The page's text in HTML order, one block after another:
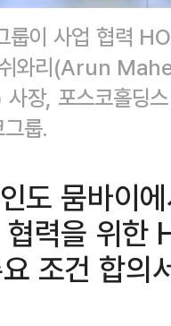
룹이 사업 협력
와리(Arun
, 포스코홀딩스
룹.
도 뭄바이
협력을 위
조건 합의